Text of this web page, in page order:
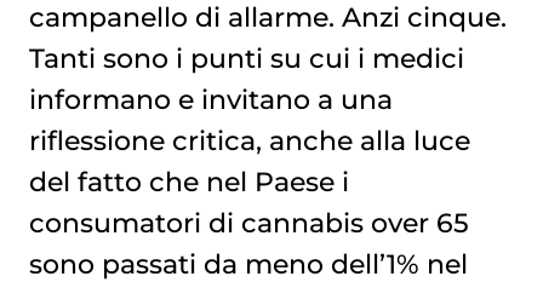
campanello di allarme. Anzi cinque.
Tanti sono i punti su cui i medici
informano e invitano a una
riflessione critica, anche alla luce
del fatto che nel Paese i
consumatori di cannabis over 65
sono passati da meno dell’1% nel